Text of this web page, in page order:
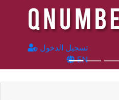
تسجيل الدخول
EN